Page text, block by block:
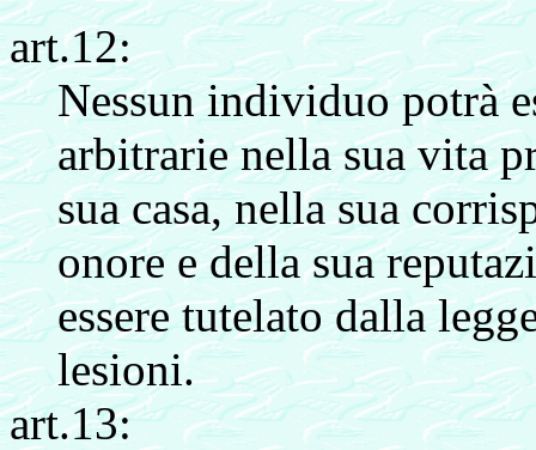
art.12:
Nessun individuo potrà
arbitrarie nella sua vita
sua casa, nella sua
onore e della sua
essere tutelato dalla
lesioni.
art.13: